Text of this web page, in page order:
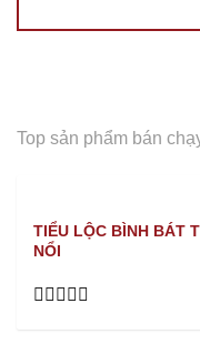
Top sản phẩm bán
TIỂU LỘC BÌNH BÁT
NỔI